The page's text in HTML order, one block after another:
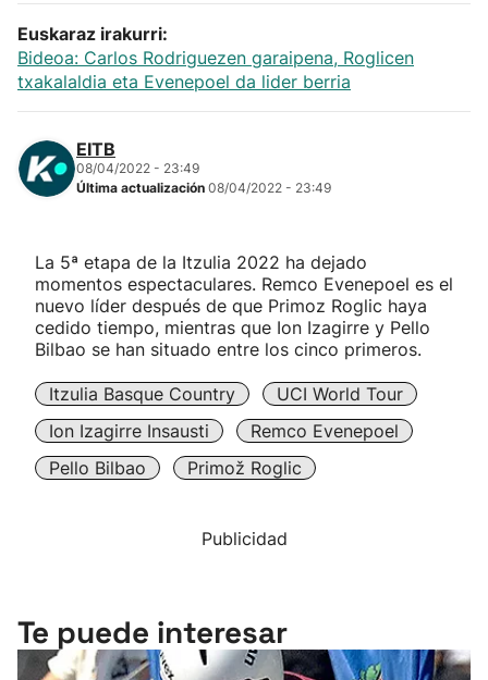
Atletismo
Carreras de montaña
Más deportes
Euskaraz irakurri:
Bideoa: Carlos Rodriguezen garaipena, Roglicen
txakalaldia eta Evenepoel da lider berria
EITB
08/04/2022 - 23:49
Última actualización 08/04/2022 - 23:49
La 5ª etapa de la Itzulia 2022 ha dejado
momentos espectaculares. Remco Evenepoel es el
nuevo líder después de que Primoz Roglic haya
cedido tiempo, mientras que Ion Izagirre y Pello
Bilbao se han situado entre los cinco primeros.
Itzulia Basque Country
UCI World Tour
Ion Izagirre Insausti
Remco Evenepoel
Pello Bilbao
Primož Roglic
Publicidad
Te puede interesar